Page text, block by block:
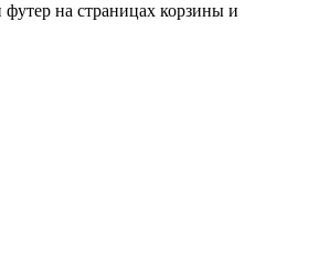
на страницах корзины и